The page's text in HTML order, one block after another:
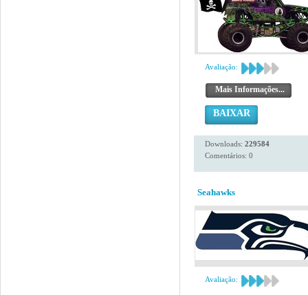
Avaliação:
Mais Informações...
BAIXAR
Downloads: 229584
Comentários: 0
Seahawks
Avaliação: